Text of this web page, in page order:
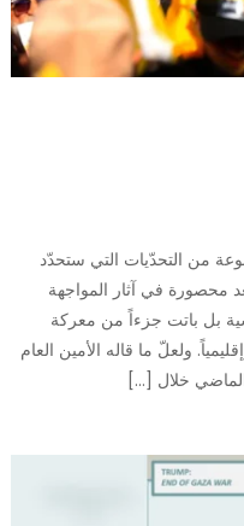
من التحدّيات التي ستحدّد
محصورة في آثار المواجهة
بل باتت جزءاً من معركة
ولعلّ ما قاله الأمين العام
خلال […]